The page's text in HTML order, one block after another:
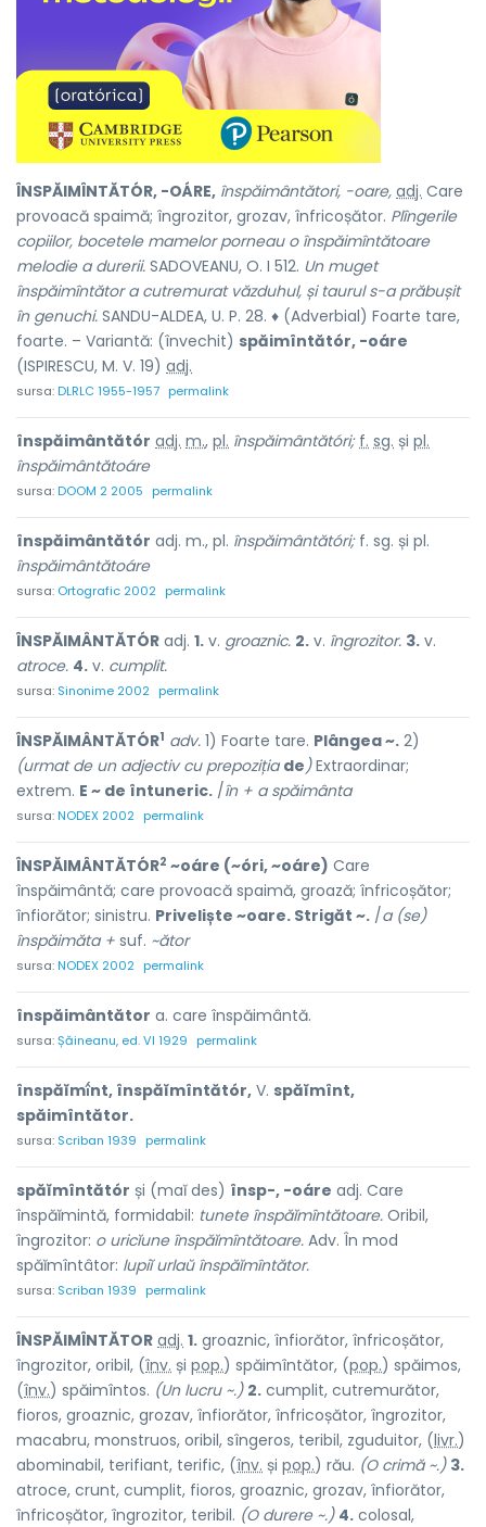
ÎNSPĂIMÎNTĂTÓR, -OÁRE, înspăimântători, -oare, adj. Care
provoacă spaimă; îngrozitor, grozav, înfricoșător. Plîngerile
copiilor, bocetele mamelor porneau o înspăimîntătoare
melodie a durerii. SADOVEANU, O. I 512. Un muget
înspăimîntător a cutremurat văzduhul, și taurul s-a prăbușit
în genuchi. SANDU-ALDEA, U. P. 28. ♦ (Adverbial) Foarte tare,
foarte. – Variantă: (învechit) spăimîntătór, -oáre
(ISPIRESCU, M. V. 19) adj.
sursa:DLRLC 1955-1957 permalink
înspăimântătór adj. m., pl. înspăimântătóri; f. sg. și pl.
înspăimântătoáre
sursa:DOOM 2 2005 permalink
înspăimântătór adj. m., pl. înspăimântătóri;f. sg. și pl.
înspăimântătoáre
sursa: Ortografic 2002 permalink
ÎNSPĂIMÂNTĂTÓR adj. 1. v. groaznic. 2. v. îngrozitor. 3. v.
atroce. 4. v. cumplit.
sursa: Sinonime 2002 permalink
ÎNSPĂIMÂNTĂTÓR1 adv. 1) Foarte tare. Plângea ~. 2)
(urmat de un adjectiv cu prepoziția de)Extraordinar;
extrem. E ~ de întuneric. /în + a spăimânta
sursa:NODEX 2002 permalink
ÎNSPĂIMÂNTĂTÓR2 ~oáre (~óri, ~oáre) Care
înspăimântă; care provoacă spaimă, groază; înfricoșător;
înfiorător; sinistru. Priveliște ~oare. Strigăt ~. /a (se)
înspăimăta + suf. ~ător
sursa:NODEX 2002 permalink
înspăimântător a. care înspăimântă.
sursa:Șăineanu, ed. VI 1929 permalink
înspăĭmî́nt, înspăĭmîntătór, V. spăĭmînt,
spăimîntător.
sursa: Scriban 1939 permalink
spăĭmîntătór și (maĭ des) însp-, -oáre adj. Care
înspăĭmintă, formidabil: tunete înspăĭmîntătoare. Oribil,
îngrozitor: o uricĭune înspăĭmîntătoare. Adv. În mod
spăĭmîntâtor: lupiĭ urlaŭ înspăĭmîntător.
sursa: Scriban 1939 permalink
ÎNSPĂIMÎNTĂTOR adj. 1. groaznic, înfiorător, înfricoșător,
îngrozitor, oribil, (înv. și pop.) spăimîntător, (pop.) spăimos,
(înv.) spăimîntos. (Un lucru ~.) 2. cumplit, cutremurător,
fioros, groaznic, grozav, înfiorător, înfricoșător, îngrozitor,
macabru, monstruos, oribil, sîngeros, teribil, zguduitor, (livr.)
abominabil, terifiant, terific, (înv. și pop.) rău. (O crimă ~.) 3.
atroce, crunt, cumplit, fioros, groaznic, grozav, înfiorător,
înfricoșător, îngrozitor, teribil. (O durere ~.) 4. colosal,